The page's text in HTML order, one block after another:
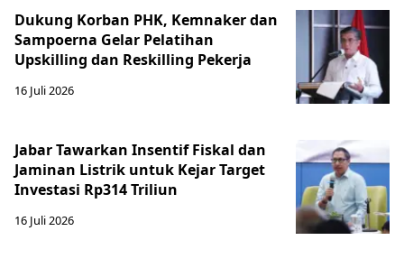
Dukung Korban PHK, Kemnaker dan
Sampoerna Gelar Pelatihan
Upskilling dan Reskilling Pekerja
16 Juli 2026
Jabar Tawarkan Insentif Fiskal dan
Jaminan Listrik untuk Kejar Target
Investasi Rp314 Triliun
16 Juli 2026